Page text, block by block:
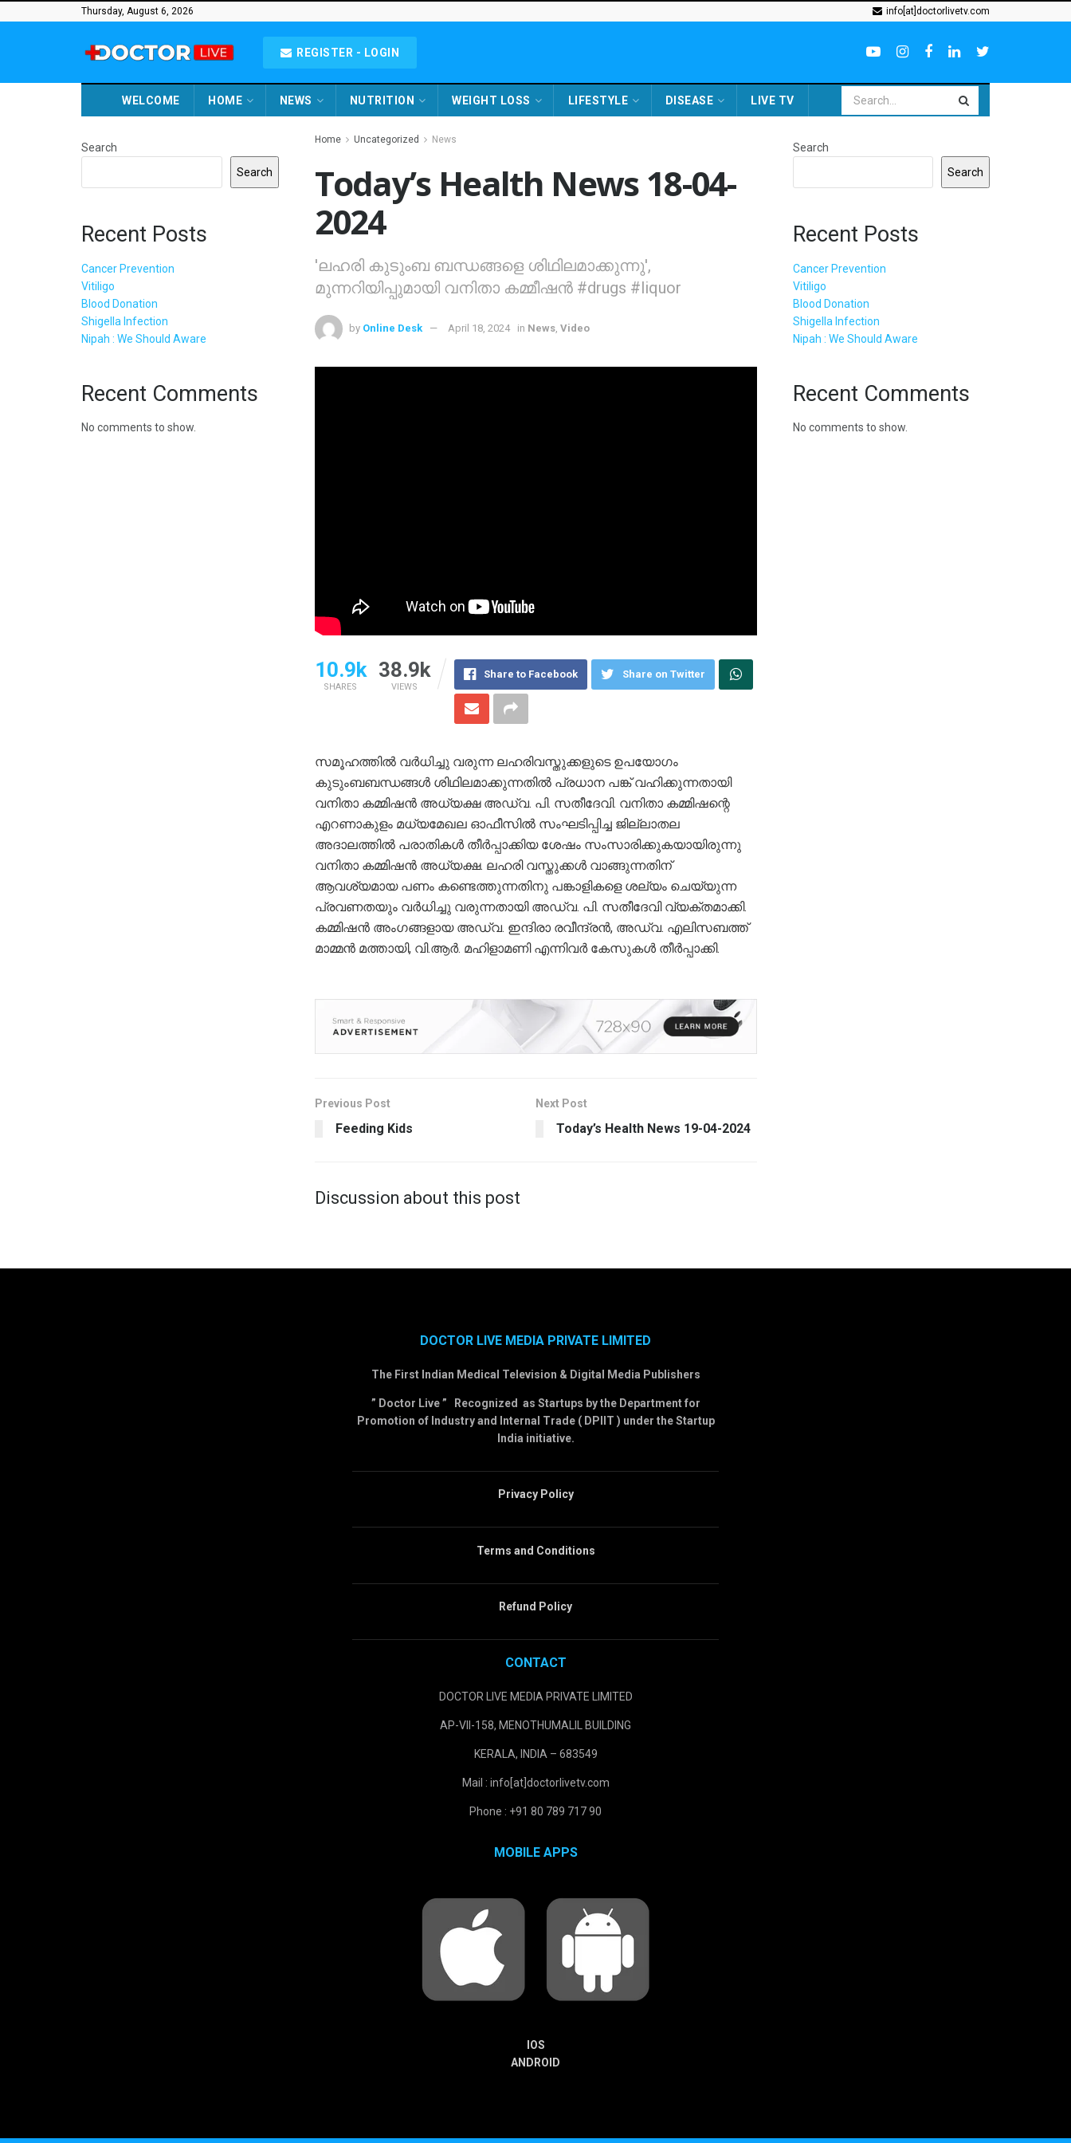
Thursday, August 6, 2026 info[at]doctorlivetv.com
REGISTER - LOGIN
WELCOME HOME NEWS NUTRITION WEIGHT LOSS LIFESTYLE DISEASE LIVE TV
Home Uncategorized News
Today’s Health News 18-04-
2024
'ലഹരി കുടുംബ ബന്ധങ്ങളെ ശിഥിലമാക്കുന്നു',
മുന്നറിയിപ്പുമായി വനിതാ കമ്മീഷന്‍ #drugs #liquor
by Online Desk April 18, 2024 in News, Video
10.9k
SHARES
38.9k
VIEWS
Share to Facebook Share on Twitter
സമൂഹത്തിൽ വർധിച്ചു വരുന്ന ലഹരിവസ്തുക്കളുടെ ഉപയോഗം
കുടുംബബന്ധങ്ങൾ ശിഥിലമാക്കുന്നതിൽ പ്രധാന പങ്ക് വഹിക്കുന്നതായി
വനിതാ കമ്മിഷൻ അധ്യക്ഷ അഡ്വ. പി. സതീദേവി. വനിതാ കമ്മിഷന്റെ
എറണാകുളം മധ്യമേഖല ഓഫീസിൽ സംഘടിപ്പിച്ച ജില്ലാതല
അദാലത്തിൽ പരാതികൾ തീർപ്പാക്കിയ ശേഷം സംസാരിക്കുകയായിരുന്നു
വനിതാ കമ്മിഷൻ അധ്യക്ഷ. ലഹരി വസ്തുക്കൾ വാങ്ങുന്നതിന്
ആവശ്യമായ പണം കണ്ടെത്തുന്നതിനു പങ്കാളികളെ ശല്യം ചെയ്യുന്ന
പ്രവണതയും വർധിച്ചു വരുന്നതായി അഡ്വ. പി. സതീദേവി വ്യക്തമാക്കി.
കമ്മിഷൻ അംഗങ്ങളായ അഡ്വ. ഇന്ദിരാ രവീന്ദ്രൻ, അഡ്വ. എലിസബത്ത്
മാമ്മൻ മത്തായി, വി.ആർ. മഹിളാമണി എന്നിവർ കേസുകൾ തീർപ്പാക്കി.
Previous Post
Feeding Kids
Next Post
Today’s Health News 19-04-2024
Discussion about this post
Search
Search
Recent Posts
Cancer Prevention
Vitiligo
Blood Donation
Shigella Infection
Nipah : We Should Aware
Recent Comments
No comments to show.
Search
Search
Recent Posts
Cancer Prevention
Vitiligo
Blood Donation
Shigella Infection
Nipah : We Should Aware
Recent Comments
No comments to show.
DOCTOR LIVE MEDIA PRIVATE LIMITED
The First Indian Medical Television & Digital Media Publishers
” Doctor Live ” Recognized as Startups by the Department for
Promotion of Industry and Internal Trade ( DPIIT ) under the Startup
India initiative.
Privacy Policy
Terms and Conditions
Refund Policy
CONTACT
DOCTOR LIVE MEDIA PRIVATE LIMITED
AP-VII-158, MENOTHUMALIL BUILDING
KERALA, INDIA – 683549
Mail : info[at]doctorlivetv.com
Phone : +91 80 789 717 90
MOBILE APPS
IOS
ANDROID